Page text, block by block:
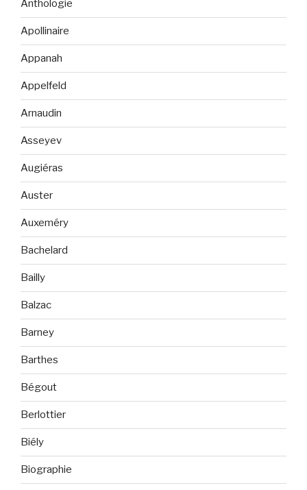
Anthologie
Apollinaire
Appanah
Appelfeld
Arnaudin
Asseyev
Augiéras
Auster
Auxeméry
Bachelard
Bailly
Balzac
Barney
Barthes
Bégout
Berlottier
Biély
Biographie